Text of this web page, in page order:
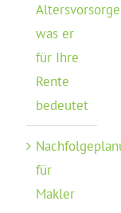
was er
für Ihre
Rente
bedeutet
für
Makler